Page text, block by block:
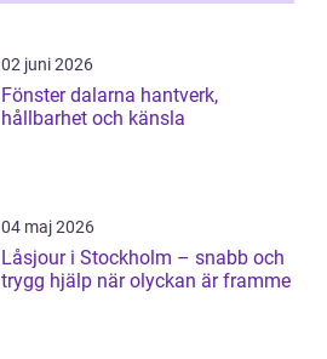
02 juni 2026
Fönster dalarna hantverk,
hållbarhet och känsla
04 maj 2026
Låsjour i Stockholm – snabb och
trygg hjälp när olyckan är framme